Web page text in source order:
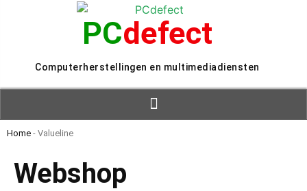
PCdefect
Computerherstellingen en multimediadiensten
Home - Valueline
Webshop